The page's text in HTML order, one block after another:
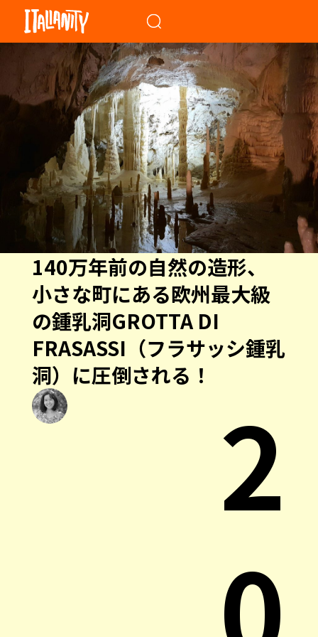
140万年前の自然の造形、
小さな町にある欧州最大級
の鍾乳洞GROTTA DI
FRASASSI（フラサッシ鍾乳
洞）に圧倒される！
2